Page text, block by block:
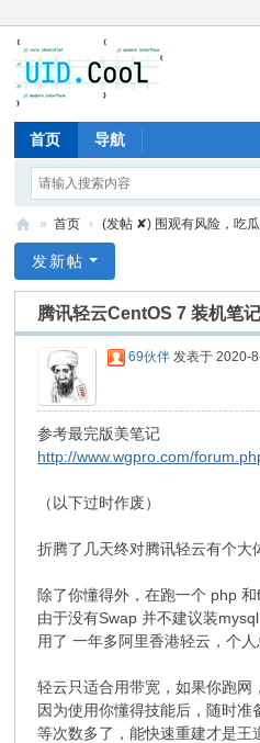
首页 导航
爱
» 首页 › (发帖 ✘) 围观有风险，吃瓜
发新帖
腾讯轻云CentOS 7 装机笔记
69伙伴 发表于 2020-
参考最完版美笔记
http://www.wgpro.com/
（以下过时作废）
折腾了几天终对腾讯轻云有个
除了你懂得外，在跑一个 php 和
由于没有Swap 并不建议装mysql
用了 一年多阿里香港轻云，个人
轻云只适合用带宽，如果你跑网
因为使用你懂得技能后，随时准
等次数多了，能快速重建才是王